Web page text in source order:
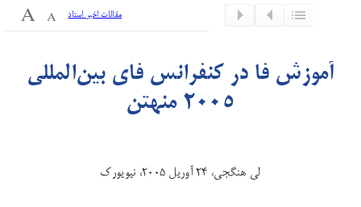
مقالات اخیر استاد
آموزش فا در كنفرانس فای بین‌المللی
۲۰۰۵ منهتن
لی‌ هنگجی، ۲۴ آوریل ۲۰۰۵، نیویورک